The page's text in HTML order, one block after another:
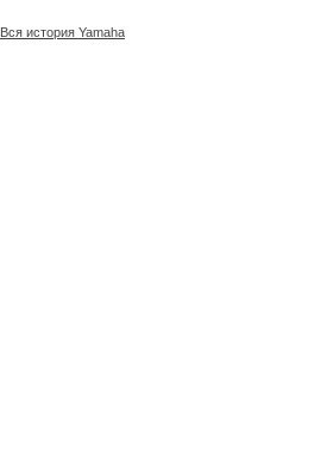
Вся история Yamaha